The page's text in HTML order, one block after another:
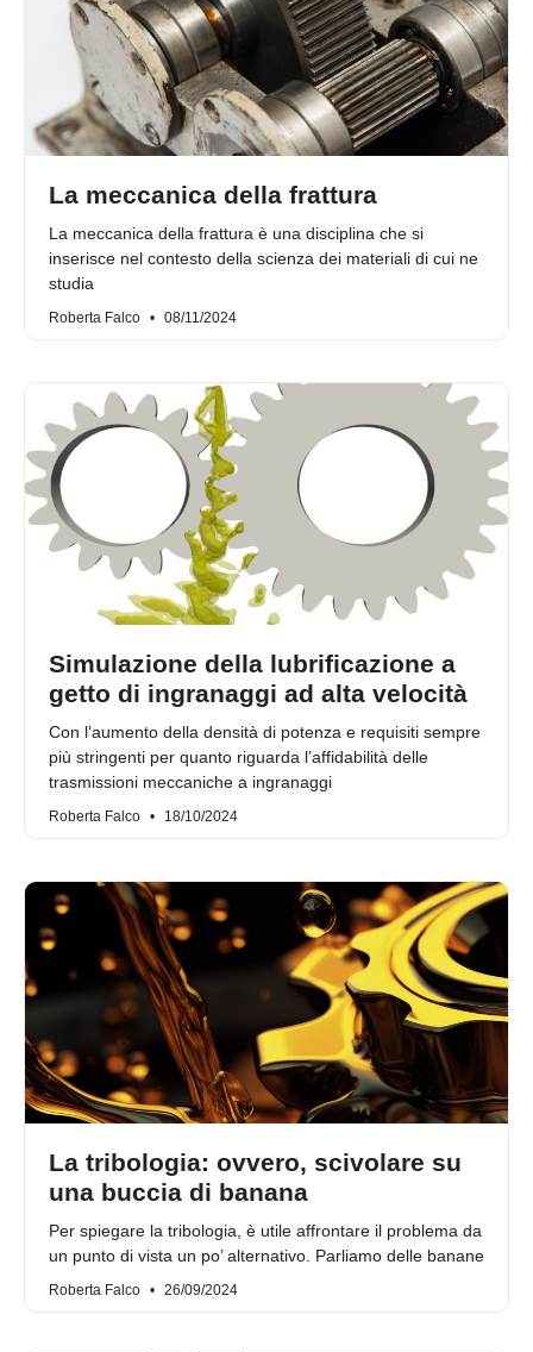
La meccanica della frattura
La meccanica della frattura è una disciplina che si
inserisce nel contesto della scienza dei materiali di cui ne
studia
Roberta Falco 08/11/2024
Simulazione della lubrificazione a
getto di ingranaggi ad alta velocità
Con l’aumento della densità di potenza e requisiti sempre
più stringenti per quanto riguarda l’affidabilità delle
trasmissioni meccaniche a ingranaggi
Roberta Falco 18/10/2024
La tribologia: ovvero, scivolare su
una buccia di banana
Per spiegare la tribologia, è utile affrontare il problema da
un punto di vista un po’ alternativo. Parliamo delle banane
Roberta Falco 26/09/2024